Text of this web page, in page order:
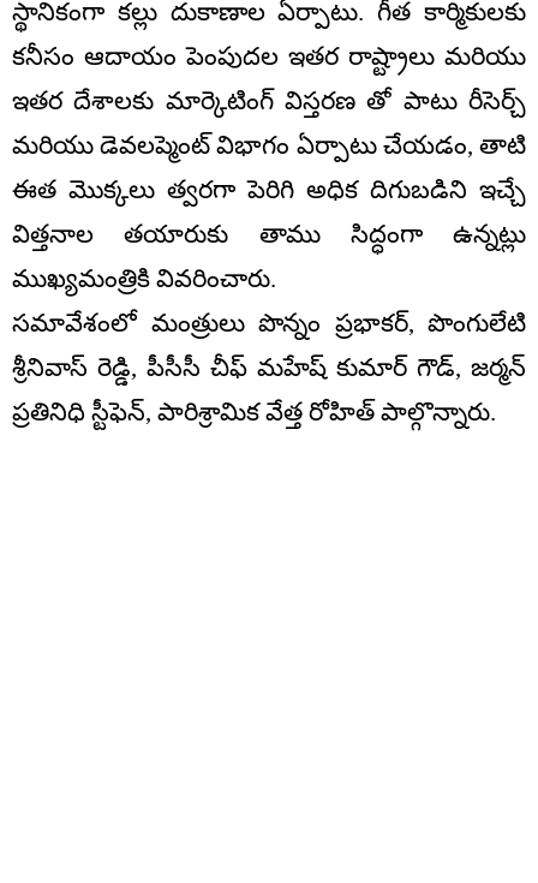
స్థానికంగా కల్లు దుకాణాల ఏర్పాటు. గీత కార్మికులకు
కనీసం ఆదాయం పెంపుదల ఇతర రాష్ట్రాలు మరియు
ఇతర దేశాలకు మార్కెటింగ్ విస్తరణ తో పాటు రీసెర్చ్
మరియు డెవలప్మెంట్ విభాగం ఏర్పాటు చేయడం, తాటి
ఈత మొక్కలు త్వరగా పెరిగి అధిక దిగుబడిని ఇచ్చే
విత్తనాల తయారుకు తాము సిద్ధంగా ఉన్నట్లు
ముఖ్యమంత్రికి వివరించారు.
సమావేశంలో మంత్రులు పొన్నం ప్రభాకర్, పొంగులేటి
శ్రీనివాస్ రెడ్డి, పీసీసీ చీఫ్ మహేష్ కుమార్ గౌడ్, జర్మన్
ప్రతినిధి స్టీఫెన్, పారిశ్రామిక వేత్త రోహిత్ పాల్గొన్నారు.